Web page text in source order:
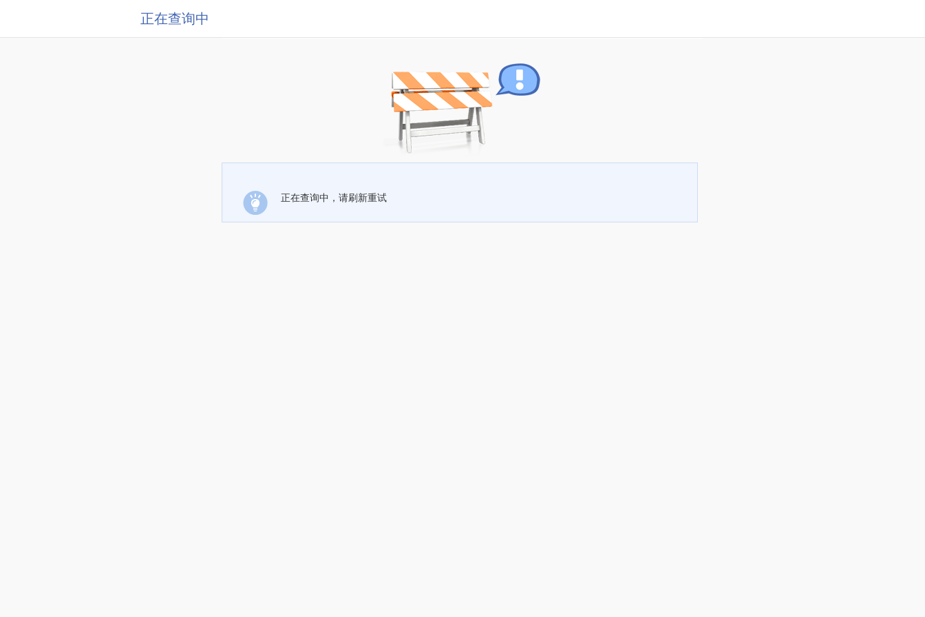
正在查询中
正在查询中，请刷新重试